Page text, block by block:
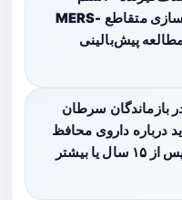
هلکس» برای خنثی‌سازی متقاطع MERS-
بازماندگان سرطان
درباره داروی محافظ
بیشتر